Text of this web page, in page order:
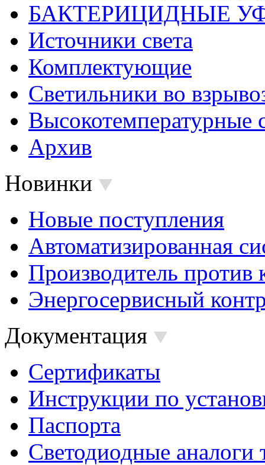
БАКТЕРИЦИДНЫЕ
Источники света
Комплектующие
Светильники во
Высокотемпературные
Архив
Новинки
Новые поступления
Автоматизированная
Производитель против
Энергосервисный
Документация
Сертификаты
Инструкции по
Паспорта
Светодиодные аналоги